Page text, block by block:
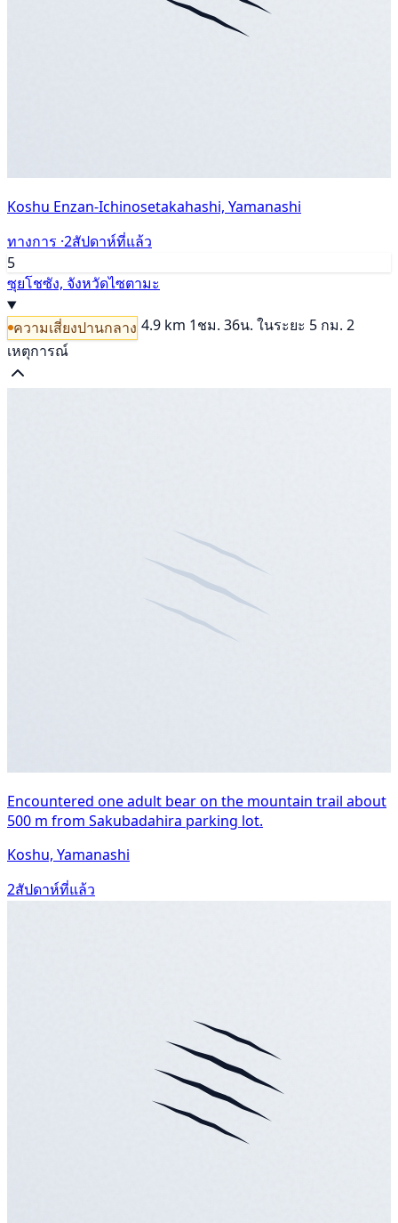
Koshu Enzan-Ichinosetakahashi, Yamanashi
ทางการ ·2สัปดาห์ที่แล้ว
5
ซุยโชซัง, จังหวัดไซตามะ
ความเสี่ยงปานกลาง 4.9 km 1ชม. 36น. ในระยะ 5 กม. 2
เหตุการณ์
Encountered one adult bear on the mountain trail about
500 m from Sakubadahira parking lot.
Koshu, Yamanashi
2สัปดาห์ที่แล้ว